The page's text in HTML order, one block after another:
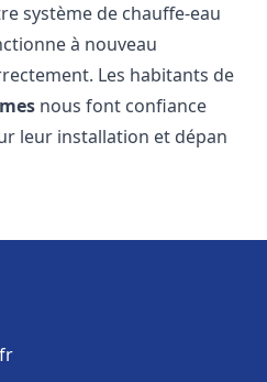
système de chauffe-eau
à nouveau
Les habitants de
nous font confiance
leur installation et dépan